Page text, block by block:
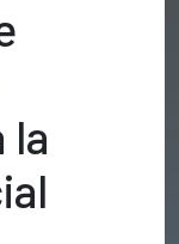
la